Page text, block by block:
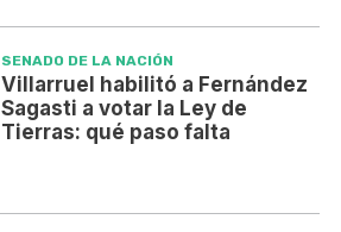
SENADO DE LA NACIÓN
Villarruel habilitó a Fernández
Sagasti a votar la Ley de
Tierras: qué paso falta